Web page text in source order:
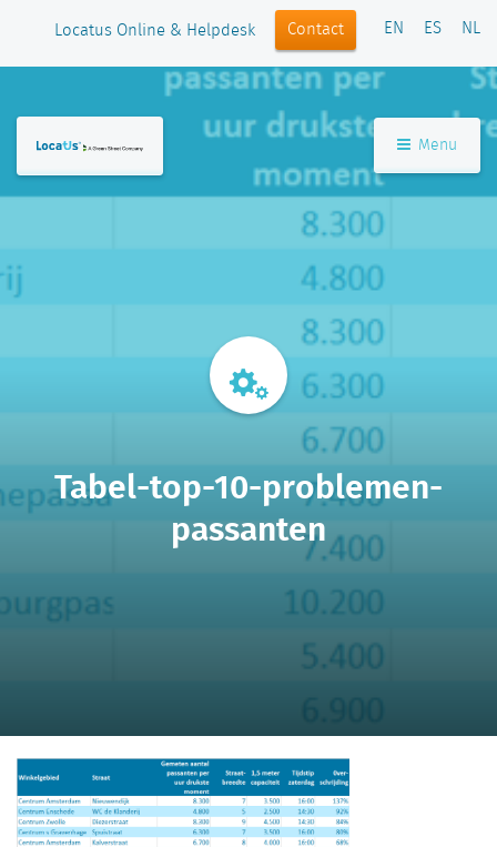
Locatus Online & Helpdesk Contact EN ES NL
Menu
Tabel-top-10-problemen-
passanten